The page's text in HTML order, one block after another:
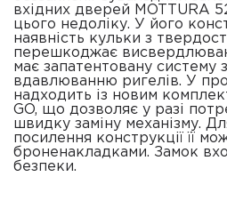
вхідних дверей MOTTURA
цього недоліку. У його
наявність кульки з
перешкоджає
має запатентовану систему
вдавлюванню ригелів. У
надходить із новим
GO, що дозволяє у разі
швидку заміну механізму.
посилення конструкції її
броненакладками. Замок
безпеки.